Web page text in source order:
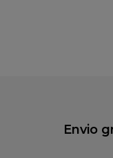
Envio